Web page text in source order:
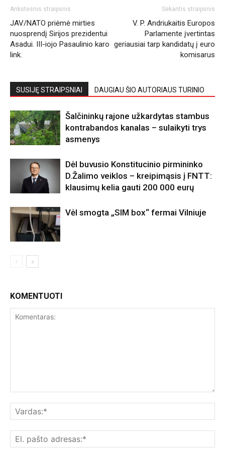
Ankstesnis straipsnis
JAV/NATO priėmė mirties
nuosprendį Sirijos prezidentui
Asadui. III-iojo Pasaulinio karo
link.
Sekantis straipsnis
V. P. Andriukaitis Europos
Parlamente įvertintas
geriausiai tarp kandidatų į euro
komisarus
SUSIJĘ STRAIPSNIAI DAUGIAU ŠIO AUTORIAUS TURINIO
Šalčininkų rajone užkardytas stambus
kontrabandos kanalas – sulaikyti trys
asmenys
Dėl buvusio Konstitucinio pirmininko
D.Žalimo veiklos – kreipimąsis į FNTT:
klausimų kelia gauti 200 000 eurų
Vėl smogta „SIM box“ fermai Vilniuje
KOMENTUOTI